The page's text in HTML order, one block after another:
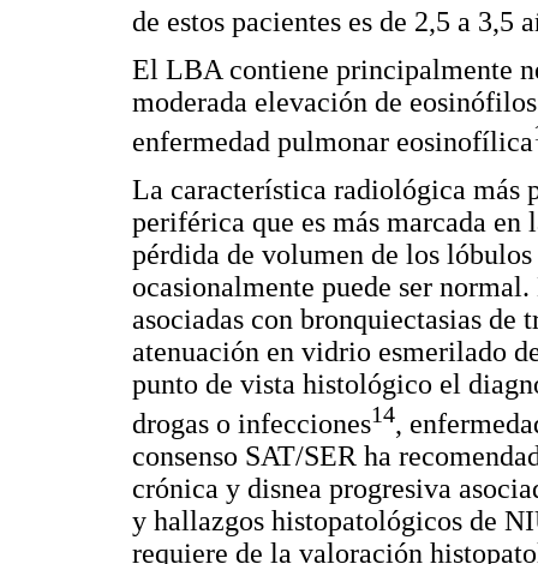
de estos pacientes es de 2,5 a 3,5
El LBA contiene principalmente
moderada elevación de
enfermedad pulmonar eosinofílica
La característica radiológica más
periférica que es más marcada en
pérdida de volumen de los
ocasionalmente puede ser
asociadas con bronquiectasias de
atenuación en vidrio esmerilado
punto de vista histológico el
drogas o infecciones14,
consenso SAT/SER ha
crónica y disnea progresiva
y hallazgos histopatológicos de
requiere de la valoración